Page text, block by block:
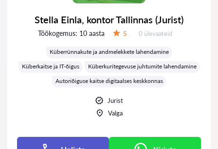
Stella Einla, kontor Tallinnas (Jurist)
Töökogemus: 10 aasta 5 Ülevaateid:
0 ülevaateid
Küberrünnakute ja andmelekkete lahendamine
Küberkaitse ja IT-õigus
Küberkuritegevuse juhtumite lahendamine
Autoriõiguse kaitse digitaalses keskkonnas
Jurist
Valga